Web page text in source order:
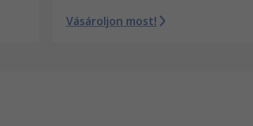
Vásároljon most!